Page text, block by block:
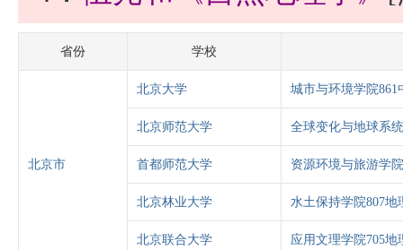
省份 学校
北京市
北京大学 城市与环境学院861
北京师范大学 全球变化与地球系
首都师范大学 资源环境与旅游学
北京林业大学 水土保持学院807地
北京联合大学 应用文理学院705地